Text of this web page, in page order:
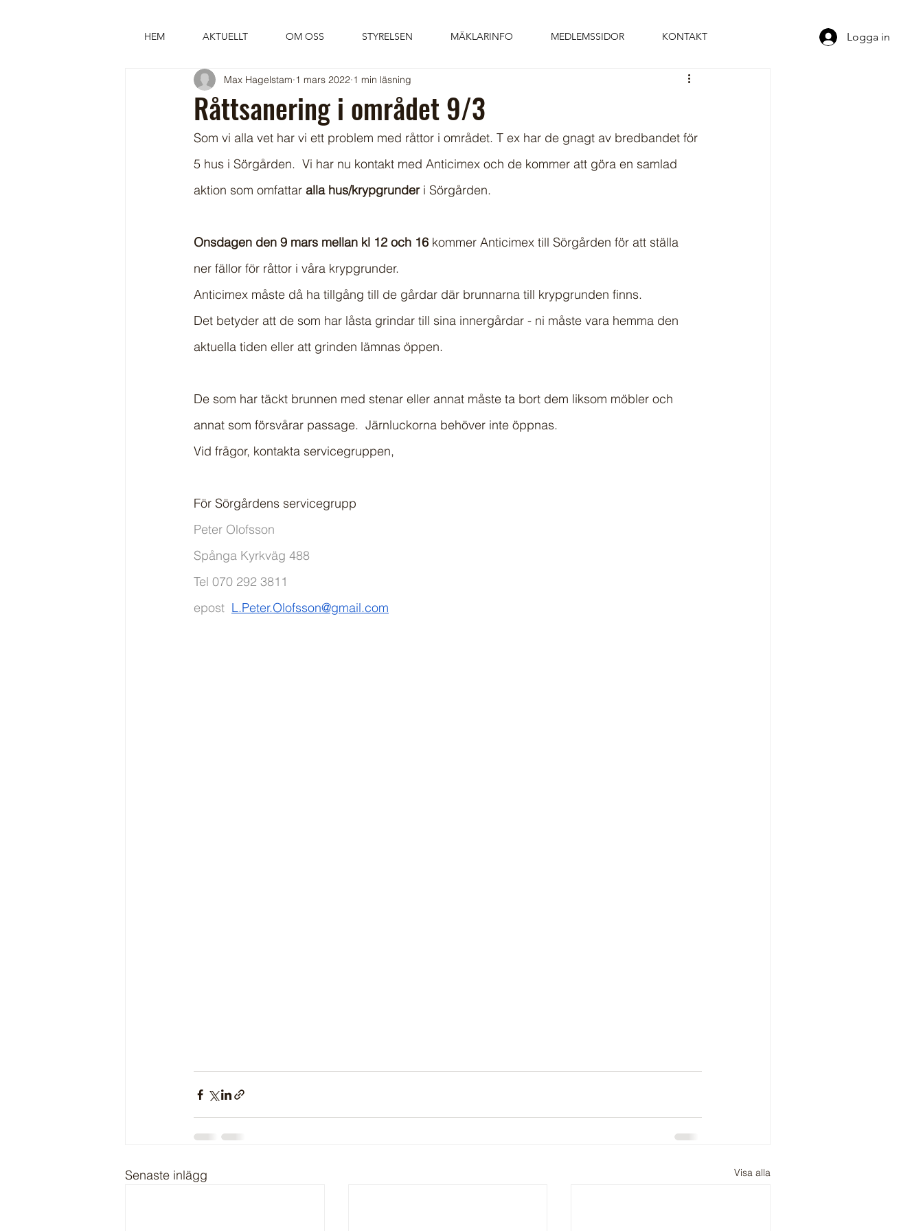
HEM AKTUELLT OM OSS STYRELSEN MÄKLARINFO MEDLEMSSIDOR KONTAKT Logga in
Råttsanering i området 9/3
Max Hagelstam 1 mars 2022 1 min läsning
Som vi alla vet har vi ett problem med råttor i området. T ex har de gnagt av bredbandet för
5 hus i Sörgården.  Vi har nu kontakt med Anticimex och de kommer att göra en samlad
aktion som omfattar alla hus/krypgrunder i Sörgården.
Onsdagen den 9 mars mellan kl 12 och 16 kommer Anticimex till Sörgården för att ställa
ner fällor för råttor i våra krypgrunder.
Anticimex måste då ha tillgång till de gårdar där brunnarna till krypgrunden finns.
Det betyder att de som har låsta grindar till sina innergårdar - ni måste vara hemma den
aktuella tiden eller att grinden lämnas öppen.
De som har täckt brunnen med stenar eller annat måste ta bort dem liksom möbler och
annat som försvårar passage.  Järnluckorna behöver inte öppnas.
Vid frågor, kontakta servicegruppen,
För Sörgårdens servicegrupp
Peter Olofsson
Spånga Kyrkväg 488
Tel 070 292 3811
epost L.Peter.Olofsson@gmail.com
Senaste inlägg Visa alla